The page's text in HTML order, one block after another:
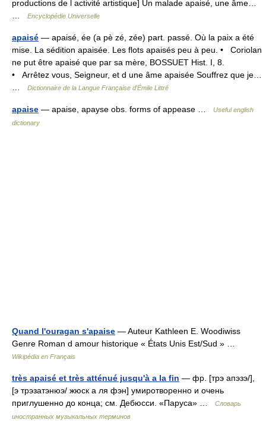
productions de l activité artistique] Un malade apaisé, une âme…
Encyclopédie Universelle
apaisé — apaisé, ée (a pè zé, zée) part. passé. Où la paix a été
mise. La sédition apaisée. Les flots apaisés peu à peu. • Coriolan
ne put être apaisé que par sa mère, BOSSUET Hist. I, 8.
• Arrêtez vous, Seigneur, et d une âme apaisée Souffrez que je…
Dictionnaire de la Langue Française d'Émile Littré
apaise — apaise, apayse obs. forms of appease …
Useful english
dictionary
Quand l'ouragan s'apaise — Auteur Kathleen E. Woodiwiss
Genre Roman d amour historique « États Unis Est/Sud » …
Wikipédia en Français
très apaisé et très atténué jusqu'à a la fin — фр. [трэ апэзэ/],
[э трэзатэнюэ/ жюск а ля фэн] умиротворенно и очень
приглушенно до конца; см. Дебюсси. «Паруса» …
Словарь
иностранных музыкальных терминов